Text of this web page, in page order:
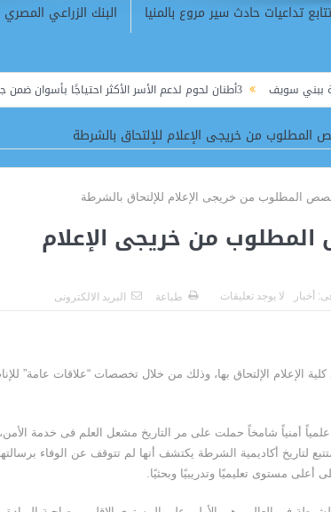
تداعيات حادث سير مروع بالمنيا البنك الزراعي المصري
3أطنان لحوم لدعم الأسر الأكثر احتياجًا بأسوان ضمن جهود الحماية الاجتماعية
من خريجى الإعلام للإلتحاق بالشرطة
من خريجى الإعلام
أخبار لا يوجد تعليقات طباعة البريد الالكترونى
الإعلام الإلتحاق بها، وذلك من خلال تخصصات “علاقات عامة”
أمنياً شامخاً حملت على مر التاريخ مشعل العلم فى خدمة الأمن،
لتاريخ أكاديمية الشرطة يكتشف أنها لم تتوقف عن الوفاء
مستوى تعليميًا وتدريبيًا وبحثيًا.